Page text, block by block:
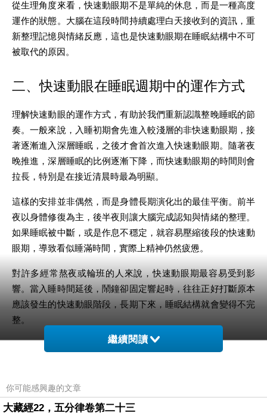
從生理角度來看，快速動眼期不是單純的休息，而是一種高度
運作的狀態。大腦在這段時間持續處理白天接收到的資訊，重
新整理記憶與情緒反應，這也是快速動眼期在睡眠結構中不可
被取代的原因。
二、快速動眼在睡眠週期中的運作方式
理解快速動眼的運作方式，有助於我們重新認識整晚睡眠的節
奏。一般來說，入睡初期會先進入較淺層的非快速動眼期，接
著逐漸進入深層睡眠，之後才會首次進入快速動眼期。隨著夜
晚推進，深層睡眠的比例逐漸下降，而快速動眼期的時間則會
拉長，特別是在接近清晨時最為明顯。
這樣的安排並非偶然，而是身體長期演化出的最佳平衡。前半
夜以身體修復為主，後半夜則讓大腦完成認知與情緒的整理。
如果睡眠被中斷，或是作息不穩定，就容易壓縮後段的快速動
眼期，導致看似睡滿時間，實際上精神仍然疲憊。
對許多經常熬夜或輪班的人來說，快速動眼期最容易受到影
響。當入睡時間延後，鬧鐘卻固定響起時，往往正好打斷原本
應該發生的快速動眼階段，長期下來，睡眠結構就會變得不完
整。
三、快速動眼期睡眠品質與做夢的真正
不少人會用「有沒有做夢」來判斷睡得好不好，但事實上，真
繼續閱讀
你可能感興趣的文章
大藏經22，五分律卷第二十三